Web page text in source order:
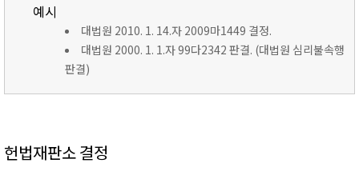
예시
대법원 2010. 1. 14.자 2009마1449 결정.
대법원 2000. 1. 1.자 99다2342 판결. (대법원 심리불속행
판결)
헌법재판소 결정